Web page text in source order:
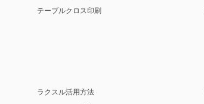
テーブルクロス印刷
ラクスル活用方法